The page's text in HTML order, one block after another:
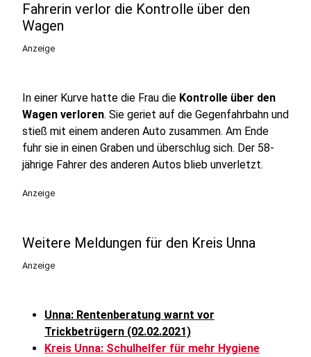
Fahrerin verlor die Kontrolle über den
Wagen
Anzeige
In einer Kurve hatte die Frau die Kontrolle über den
Wagen verloren. Sie geriet auf die Gegenfahrbahn und
stieß mit einem anderen Auto zusammen. Am Ende
fuhr sie in einen Graben und überschlug sich. Der 58-
jährige Fahrer des anderen Autos blieb unverletzt.
Anzeige
Weitere Meldungen für den Kreis Unna
Anzeige
Unna: Rentenberatung warnt vor
Trickbetrügern (02.02.2021)
Kreis Unna: Schulhelfer für mehr Hygiene